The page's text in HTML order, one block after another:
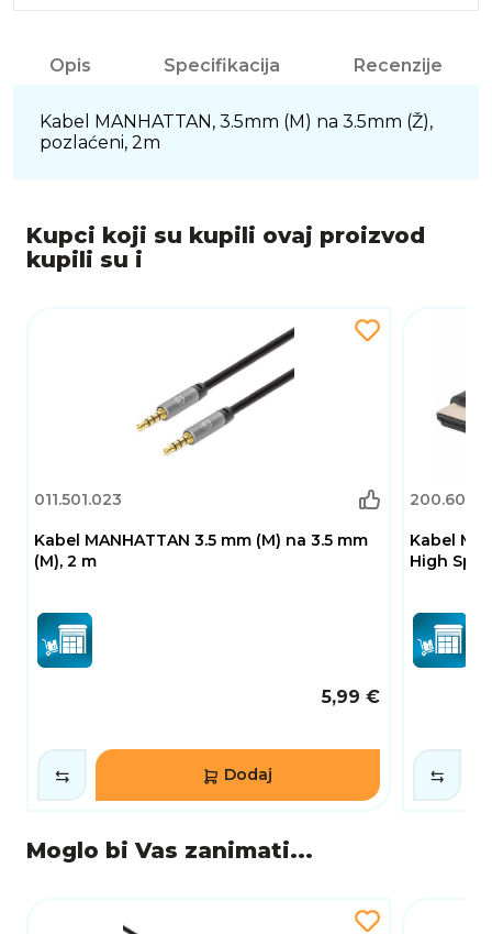
Opis Specifikacija Recenzije
Kabel MANHATTAN, 3.5mm (M) na 3.5mm (Ž),
pozlaćeni, 2m
Kupci koji su kupili ovaj proizvod
kupili su i
011.501.023
Kabel MANHATTAN 3.5 mm (M) na 3.5 mm
(M), 2 m
5,99 €
Dodaj
Kabel
High
Moglo bi Vas zanimati...